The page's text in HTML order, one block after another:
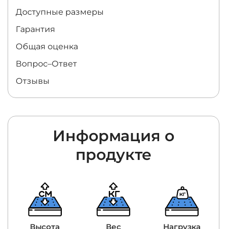
Доступные размеры
Гарантия
Общая оценка
Вопрос–Ответ
Отзывы
Информация о
продукте
Высота
Вес
Нагрузка